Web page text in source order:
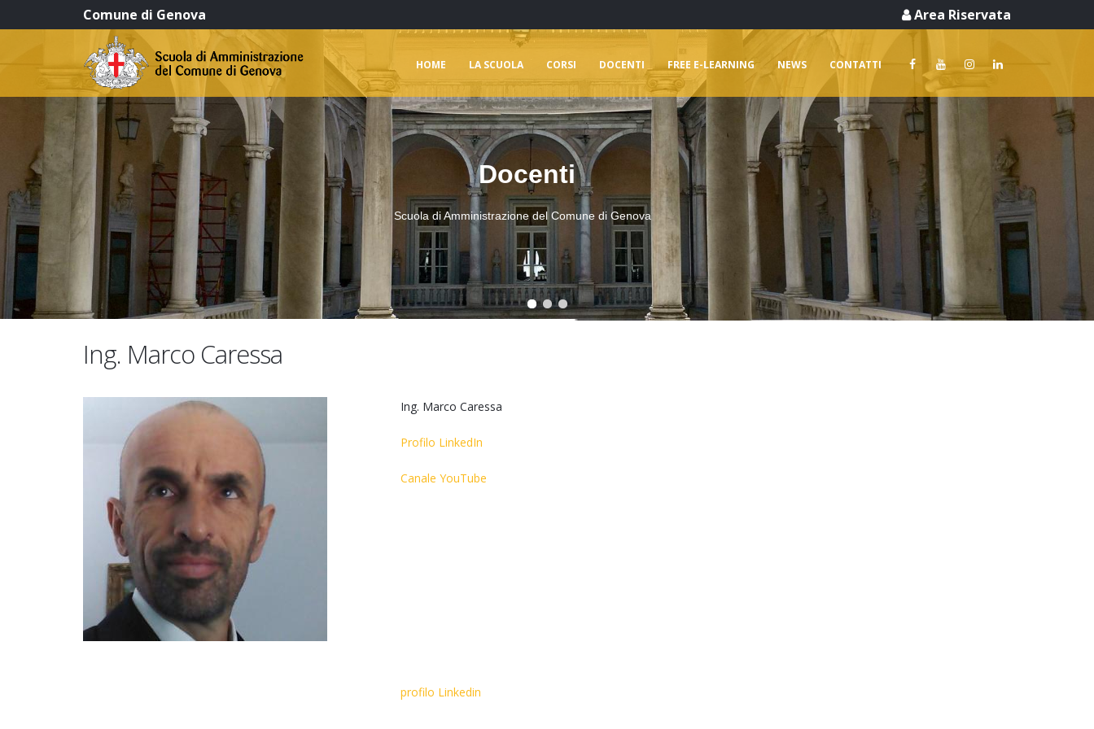
Comune di Genova Area Riservata
HOME LA SCUOLA CORSI DOCENTI FREE E-LEARNING NEWS CONTATTI
Docenti
Scuola di Amministrazione del Comune di Genova
Ing. Marco Caressa
Ing. Marco Caressa
Profilo LinkedIn
Canale YouTube
profilo Linkedin